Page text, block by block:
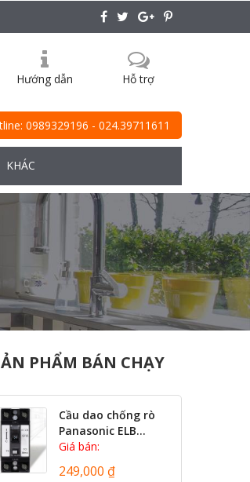
Hướng dẫn Hỗ trợ
0989329196 - 024.39711611
KHÁC
PHẨM BÁN CHẠY
Cầu dao chống rò
Panasonic ELB...
Giá bán:
249,000 ₫